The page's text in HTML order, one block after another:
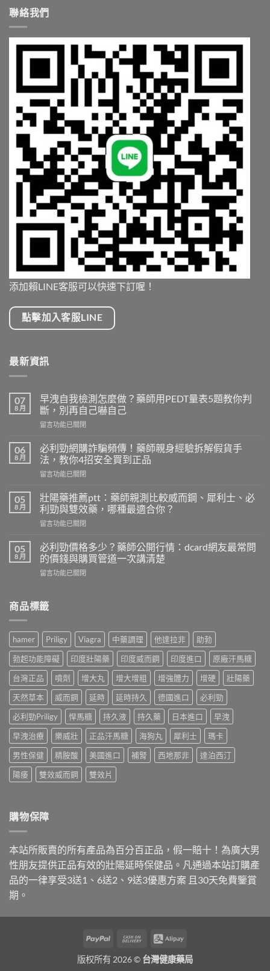
次
聯絡我們
添加賴LINE客服可以快速下訂喔！
點擊加入客服LINE
最新資訊
07
8 月
早洩自我檢測怎麼做？藥師用PEDT量表5題教你判
斷，別再自己嚇自己
在
洩
自
我
檢
怎
麼
做？
藥
用
PEDT
表
教
斷，
別
再
自
己
嚇
自
己〉
中
留言功能已關閉
06
8 月
必利勁網購詐騙頻傳！藥師親身經驗拆解假貨手
法，教你4招安全買到正品
在
利
勁
網
購
騙
頻
傳！
藥
身
解
假
貨
手
法，
教
你
4
招
安
全
買
到
正
留言功能已關閉
05
8 月
壯陽藥推薦ptt：藥師親測比較威而鋼、犀利士、必
利勁與雙效藥，哪種最適合你？
在
陽
藥
推
薦
師
比
較
威
而
鋼、
犀
利
士、
必
利
勁
與
雙
效
藥，
最
適
中
留言功能已關閉
05
8 月
必利勁價格多少？藥師公開行情：dcard網友最常問
的價錢與購買管道一次講清楚
在
勁
價
多
少？
藥
師
公
開
行
情：
dcard
網
友
最
常
問
的
購
道
一
次
講
留言功能已關閉
商品標籤
hamer Priligy Viagra 中藥調理 他達拉非
助勃
勃起功能障礙
印度壯陽藥 印度威而鋼 印度進口
原廠汗馬糖
台灣正品
噴劑 增大丸 增大增粗 增強體力 增硬
壯陽藥
天然草本
威而鋼 延時 延時持久 德國進口
必利勁
必利勁Priligy
悍馬糖 持久液 持久藥 日本進口
早洩
早洩治療
樂威壯 正品汗馬糖 海狗丸 犀利士
瑪卡
男性保健
精胺酸 美國進口 補腎 西地那非
達泊西汀
陽痿
雙效威而鋼 雙效片
購物保障
本站所販賣的所有產品為百分百正品，假一賠十！為廣大男
性朋友提供正品有效的壯陽延時保健品。凡通過本站訂購產
品的一律享受3送1、6送2、9送3優惠方案 且30天免費鑒賞
期。
PayPal
Cash
Delivery
Alipay
版权所有 2026 © 台灣健康藥局